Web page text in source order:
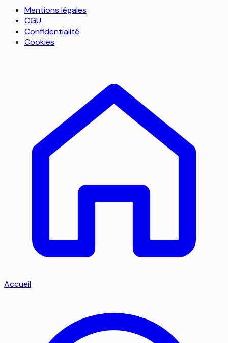
Mentions légales
CGU
Confidentialité
Cookies
Accueil